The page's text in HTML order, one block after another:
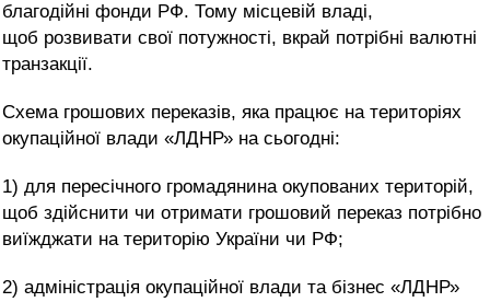
благодійні фонди РФ. Тому місцевій владі,
щоб розвивати свої потужності, вкрай потрібні валютні
транзакції.
Схема грошових переказів, яка працює на територіях
окупаційної влади «ЛДНР» на сьогодні:
1) для пересічного громадянина окупованих територій,
щоб здійснити чи отримати грошовий переказ потрібно
виїжджати на територію України чи РФ;
2) адміністрація окупаційної влади та бізнес «ЛДНР»